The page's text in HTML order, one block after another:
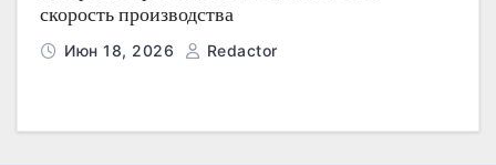
скорость производства
Июн 18, 2026 Redactor